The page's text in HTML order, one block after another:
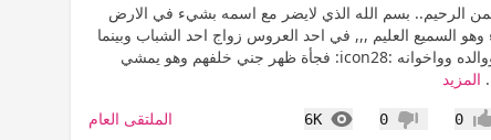
الرحيم.. بسم الله الذي لايضر مع اسمه بشيء في الارض
وهو السميع العليم ,,, في احد العروس زواج احد الشباب وبينما
هو يتصور هو ووالده وواخوانه :icon28: فجأة ظهر جني خلفهم وهو يمشي
المزيد
0 عدم إعجاب
0
6K
المشاهدات الملتقى العام